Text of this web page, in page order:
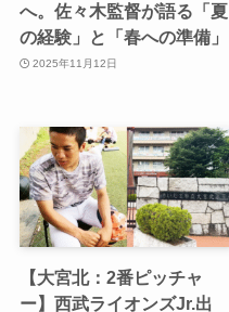
へ。佐々木監督が語る「夏
の経験」と「春への準備」
2025年11月12日
【大宮北：2番ピッチャ
ー】西武ライオンズJr.出